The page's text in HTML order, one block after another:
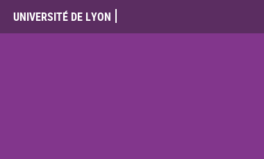
UNIVERSITÉ DE LYON